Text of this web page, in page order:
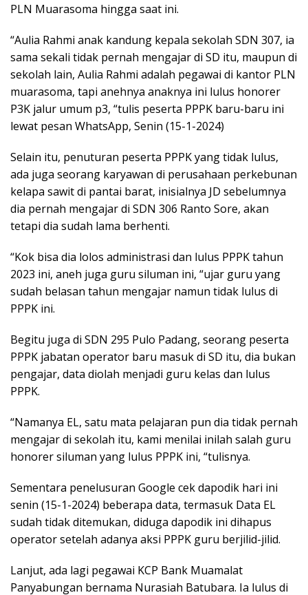
PLN Muarasoma hingga saat ini.
“Aulia Rahmi anak kandung kepala sekolah SDN 307, ia
sama sekali tidak pernah mengajar di SD itu, maupun di
sekolah lain, Aulia Rahmi adalah pegawai di kantor PLN
muarasoma, tapi anehnya anaknya ini lulus honorer
P3K jalur umum p3, “tulis peserta PPPK baru-baru ini
lewat pesan WhatsApp, Senin (15-1-2024)
Selain itu, penuturan peserta PPPK yang tidak lulus,
ada juga seorang karyawan di perusahaan perkebunan
kelapa sawit di pantai barat, inisialnya JD sebelumnya
dia pernah mengajar di SDN 306 Ranto Sore, akan
tetapi dia sudah lama berhenti.
“Kok bisa dia lolos administrasi dan lulus PPPK tahun
2023 ini, aneh juga guru siluman ini, “ujar guru yang
sudah belasan tahun mengajar namun tidak lulus di
PPPK ini.
Begitu juga di SDN 295 Pulo Padang, seorang peserta
PPPK jabatan operator baru masuk di SD itu, dia bukan
pengajar, data diolah menjadi guru kelas dan lulus
PPPK.
“Namanya EL, satu mata pelajaran pun dia tidak pernah
mengajar di sekolah itu, kami menilai inilah salah guru
honorer siluman yang lulus PPPK ini, “tulisnya.
Sementara penelusuran Google cek dapodik hari ini
senin (15-1-2024) beberapa data, termasuk Data EL
sudah tidak ditemukan, diduga dapodik ini dihapus
operator setelah adanya aksi PPPK guru berjilid-jilid.
Lanjut, ada lagi pegawai KCP Bank Muamalat
Panyabungan bernama Nurasiah Batubara. Ia lulus di